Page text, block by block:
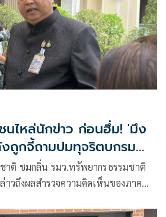
นไหล่นักข่าว ก่อนฮึ่ม! 'มึง
ถูกจี้ถามปมทุจริตบกรม
าติ ชมกลิ่น รมว.ทรัพยากรธรรมชาติ
วถึงผลสำรวจความคิดเห็นของภาค